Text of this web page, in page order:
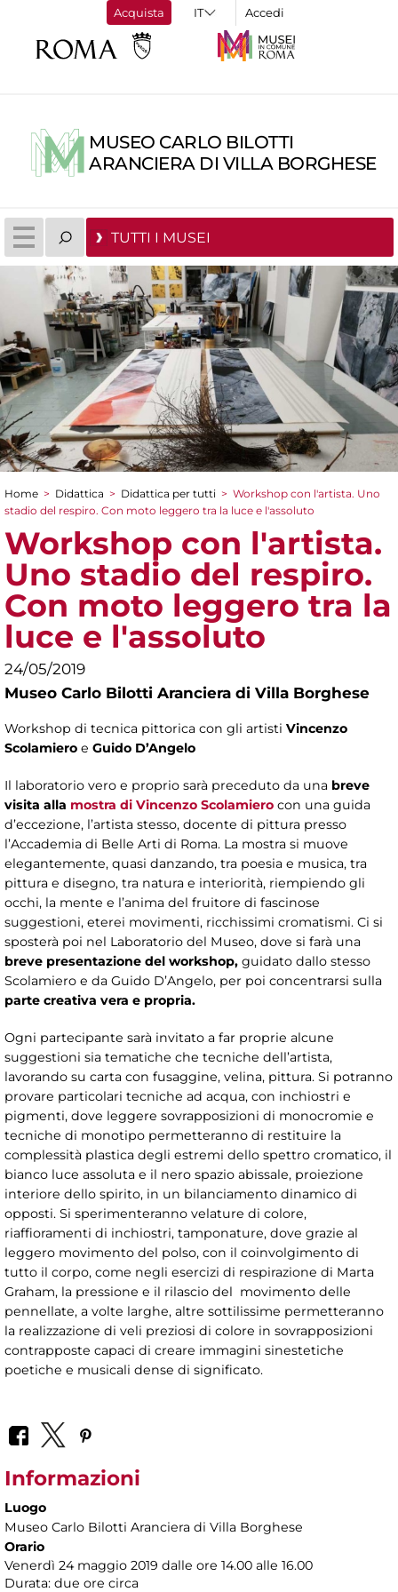
Acquista Accedi
MUSEO CARLO BILOTTI
ARANCIERA DI VILLA BORGHESE
TUTTI I MUSEI
Tu sei qui
Home > Didattica > Didattica per tutti > Workshop con l'artista. Uno
stadio del respiro. Con moto leggero tra la luce e l'assoluto
Workshop con l'artista.
Uno stadio del respiro.
Con moto leggero tra la
luce e l'assoluto
24/05/2019
Museo Carlo Bilotti Aranciera di Villa Borghese
Workshop di tecnica pittorica con gli artisti Vincenzo
Scolamiero e Guido D’Angelo
Il laboratorio vero e proprio sarà preceduto da una breve
visita alla mostra di Vincenzo Scolamiero con una guida
d’eccezione, l’artista stesso, docente di pittura presso
l’Accademia di Belle Arti di Roma. La mostra si muove
elegantemente, quasi danzando, tra poesia e musica, tra
pittura e disegno, tra natura e interiorità, riempiendo gli
occhi, la mente e l’anima del fruitore di fascinose
suggestioni, eterei movimenti, ricchissimi cromatismi. Ci si
sposterà poi nel Laboratorio del Museo, dove si farà una
breve presentazione del workshop, guidato dallo stesso
Scolamiero e da Guido D’Angelo, per poi concentrarsi sulla
parte creativa vera e propria.
Ogni partecipante sarà invitato a far proprie alcune
suggestioni sia tematiche che tecniche dell’artista,
lavorando su carta con fusaggine, velina, pittura. Si potranno
provare particolari tecniche ad acqua, con inchiostri e
pigmenti, dove leggere sovrapposizioni di monocromie e
tecniche di monotipo permetteranno di restituire la
complessità plastica degli estremi dello spettro cromatico, il
bianco luce assoluta e il nero spazio abissale, proiezione
interiore dello spirito, in un bilanciamento dinamico di
opposti. Si sperimenteranno velature di colore,
riaffioramenti di inchiostri, tamponature, dove grazie al
leggero movimento del polso, con il coinvolgimento di
tutto il corpo, come negli esercizi di respirazione di Marta
Graham, la pressione e il rilascio del movimento delle
pennellate, a volte larghe, altre sottilissime permetteranno
la realizzazione di veli preziosi di colore in sovrapposizioni
contrapposte capaci di creare immagini sinestetiche
poetiche e musicali dense di significato.
Informazioni
Luogo
Museo Carlo Bilotti Aranciera di Villa Borghese
Orario
Venerdì 24 maggio 2019 dalle ore 14.00 alle 16.00
Durata: due ore circa